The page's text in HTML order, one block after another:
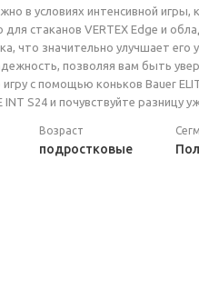
в условиях интенсивной игры,
для стаканов VERTEX Edge и
что значительно улучшает
позволяя вам быть
с помощью коньков Bauer
S24 и почувствуйте разницу
Возраст
подростковые